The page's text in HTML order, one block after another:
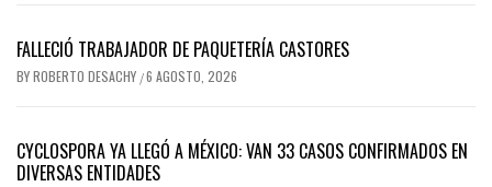
FALLECIÓ TRABAJADOR DE PAQUETERÍA CASTORES
BYROBERTO DESACHY /6 AGOSTO, 2026
CYCLOSPORA YA LLEGÓ A MÉXICO: VAN 33 CASOS CONFIRMADOS EN
DIVERSAS ENTIDADES